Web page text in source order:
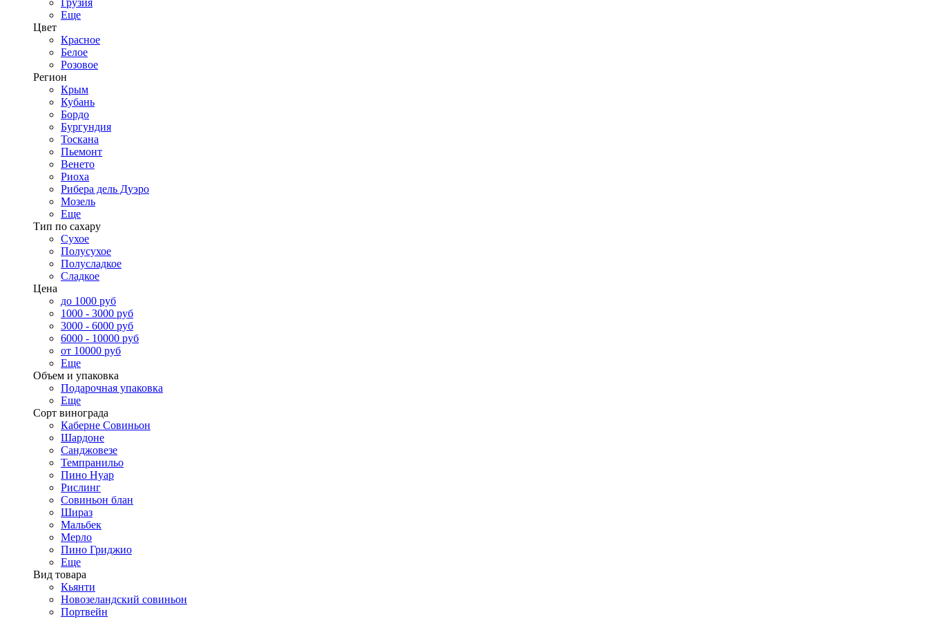
Грузия
Еще
Цвет
Красное
Белое
Розовое
Регион
Крым
Кубань
Бордо
Бургундия
Тоскана
Пьемонт
Венето
Риоха
Рибера дель Дуэро
Мозель
Еще
Тип по сахару
Сухое
Полусухое
Полусладкое
Сладкое
Цена
до 1000 руб
1000 - 3000 руб
3000 - 6000 руб
6000 - 10000 руб
от 10000 руб
Еще
Объем и упаковка
Подарочная упаковка
Еще
Сорт винограда
Каберне Совиньон
Шардоне
Санджовезе
Темпранильо
Пино Нуар
Рислинг
Совиньон блан
Шираз
Мальбек
Мерло
Пино Гриджио
Еще
Вид товара
Кьянти
Новозеландский совиньон
Портвейн